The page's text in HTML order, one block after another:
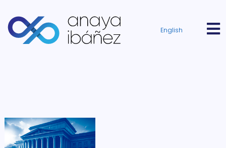
English